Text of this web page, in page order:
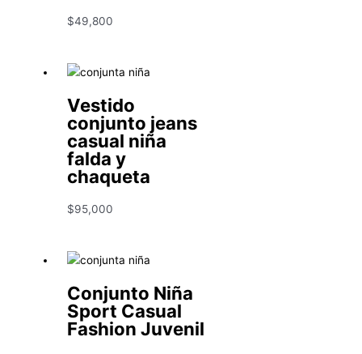
$49,800
Vestido
conjunto jeans
casual niña
falda y
chaqueta
$95,000
Conjunto Niña
Sport Casual
Fashion Juvenil